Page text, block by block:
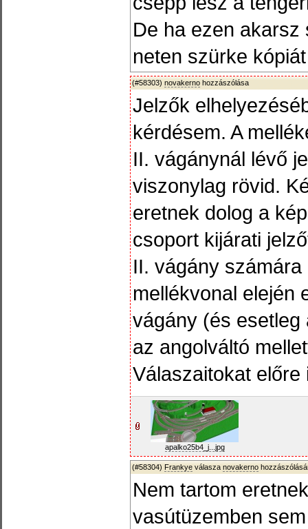
De ha ezen akarsz
neten szürke
(#58303) novakerno hozzászólása
Jelzők
kérdésem. A
II. vágánynál lévő
viszonylag rövid.
eretnek dolog a
csoport kijárati
II. vágány
mellékvonal elején
vágány (és
az angolváltó
Válaszaitokat
apalko25b4_j...jpg
(#58304) Frankye válasza novakerno
Nem tartom
vasútüzemben